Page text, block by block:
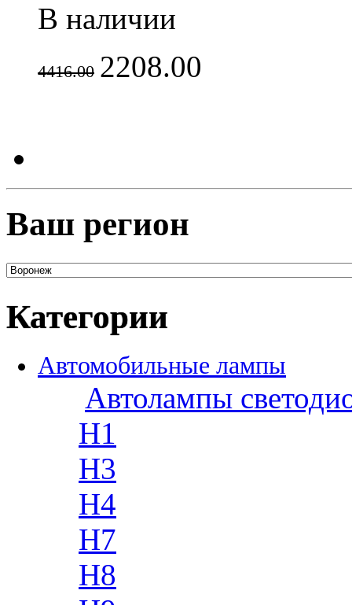
В наличии
4416.00 2208.00
Ваш регион
Категории
Автомобильные лампы
Автолампы
H1
H3
H4
H7
H8